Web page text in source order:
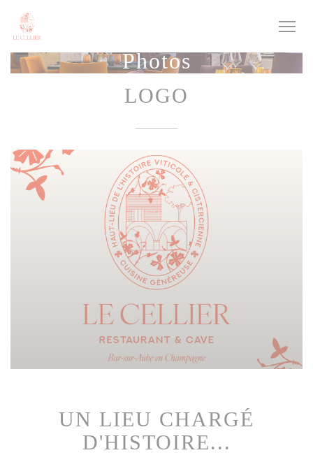
Personnalisation de vos choix en matière de cookies
Photos
LOGO
UN LIEU CHARGÉ
D'HISTOIRE...